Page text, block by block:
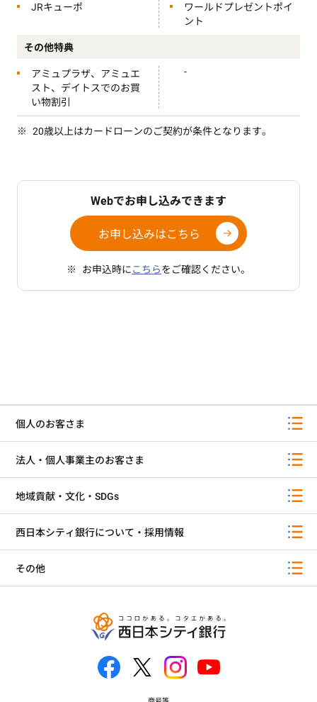
店、食料品等一部店舗は3％OFF）
ご請求時に割引となります。
JRキューポ
ワールドプレゼントポイ
ント
その他特典
アミュプラザ、アミュエ
スト、デイトスでのお買
い物割引
-
20歳以上はカードローンのご契約が条件となります。
Webでお申し込みできます
お申し込みはこちら
お申込時にこちらをご確認ください。
個人のお客さま
法人・個人事業主のお客さま
地域貢献・文化・SDGs
西日本シティ銀行について・採用情報
その他